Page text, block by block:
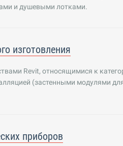
и душевыми лотками.
изготовления
Revit, относящимися к
(застенными модулями
приборов